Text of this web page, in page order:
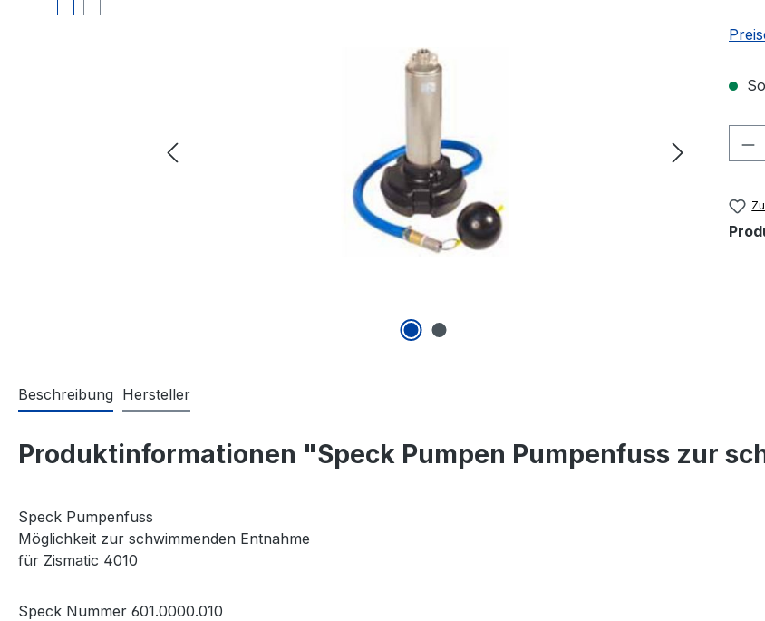
Beschreibung Hersteller
Produktinformationen "Speck Pumpen Pumpenfuss zur
Speck Pumpenfuss
Möglichkeit zur schwimmenden Entnahme
für Zismatic 4010
Speck Nummer 601.0000.010